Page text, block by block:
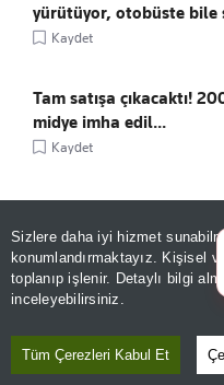
Sizlere daha iyi hizmet
konumlandırmaktayız. Kişisel
toplanıp işlenir. Detaylı bilgi
inceleyebilirsiniz.
Tüm Çerezleri Kabul Et
yürütüyor, otobüste bile
Kaydet
Tam satışa çıkacaktı!
midye imha edil...
Kaydet
Nehri'nde 1.90 metrelik
yakalandı
Kaydet
Trabzon'da Salah
ilk kez gördüm"